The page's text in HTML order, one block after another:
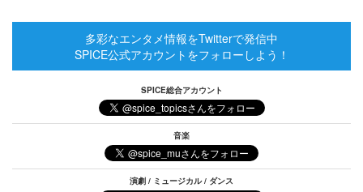
多彩なエンタメ情報をTwitterで発信中
SPICE公式アカウントをフォローしよう！
SPICE総合アカウント
音楽
演劇 / ミュージカル / ダンス